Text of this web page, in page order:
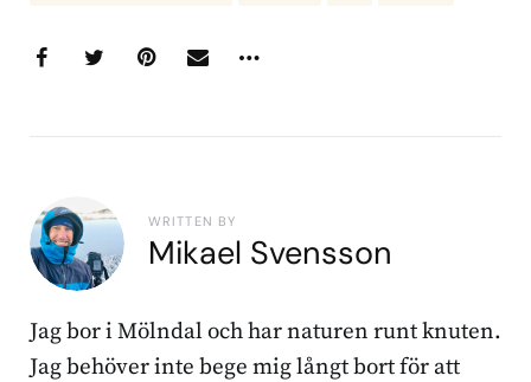
WRITTEN BY
Mikael Svensson
Jag bor i Mölndal och har naturen runt knuten.
Jag behöver inte bege mig långt bort för att